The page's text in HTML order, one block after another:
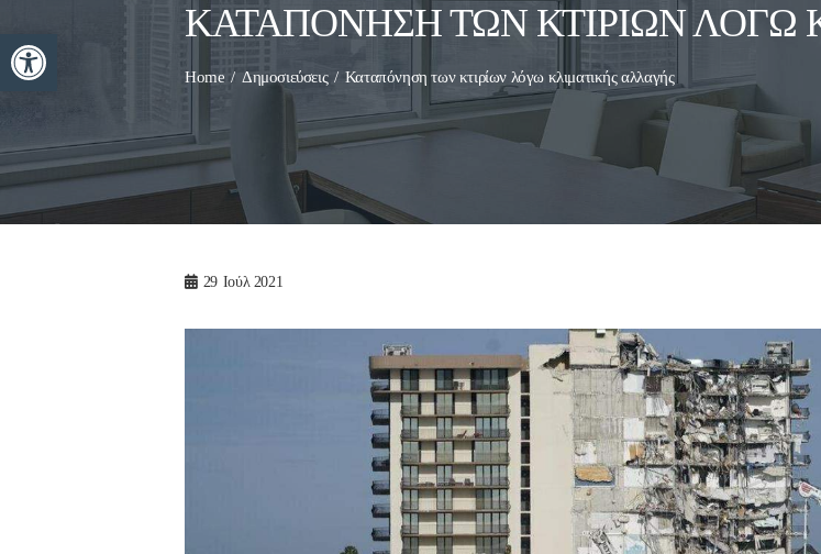
Ανοίξτε τη γραμμή εργαλείων
ΚΑΤΑΠΌΝΗΣΗ ΤΩΝ ΚΤΙΡΊΩΝ ΛΌΓΩ
Home Δημοσιεύσεις Καταπόνηση των κτιρίων λόγω κλιματικής αλλαγής
29 Ιούλ 2021